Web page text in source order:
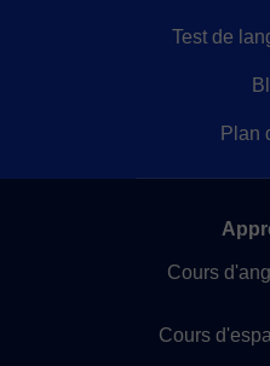
Test de
Plan
Cours
Cours